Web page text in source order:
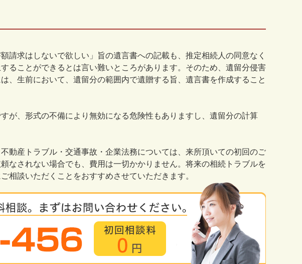
請求はしないで欲しい」旨の遺言書への記載も、推定相続人の同意なく
ることができるとは言い難いところがあります。そのため、遺留分侵害
、生前において、遺留分の範囲内で遺贈する旨、遺言書を作成すること
が、形式の不備により無効になる危険性もありますし、遺留分の計算
動産トラブル・交通事故・企業法務については、来所頂いての初回のご
なされない場合でも、費用は一切かかりません。将来の相続トラブルを
相談いただくことをおすすめさせていただきます。